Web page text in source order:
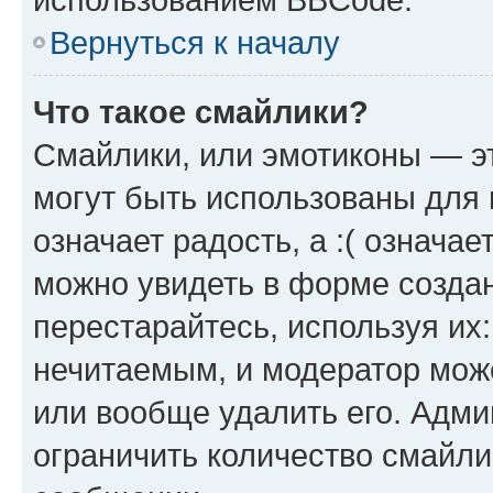
Вернуться к началу
Что такое смайлики?
Смайлики, или эмотиконы —
могут быть использованы
означает радость, а :(
можно увидеть в форме
перестарайтесь, используя
нечитаемым, и модератор
или вообще удалить его.
ограничить количество